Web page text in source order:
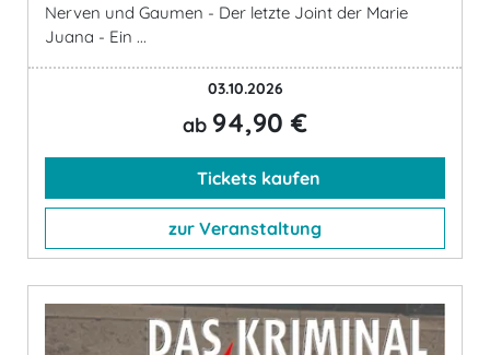
Nerven und Gaumen - Der letzte Joint der Marie
Juana - Ein ...
03.10.2026
ab 94,90 €
Tickets kaufen
zur Veranstaltung